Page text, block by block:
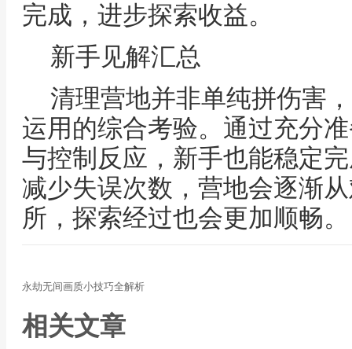
完成，进步探索收益。
新手见解汇总
清理营地并非单纯拼伤害
运用的综合考验。通过充分
与控制反应，新手也能稳定
减少失误次数，营地会逐渐
所，探索经过也会更加顺畅。
永劫无间画质小技巧全解析
相关文章